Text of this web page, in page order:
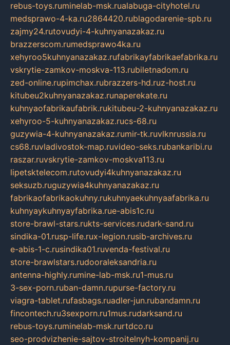
rebus-toys.ruminelab-msk.rualabuga-cityhotel.ru
medsprawo-4-ka.ru2864420.rublagodarenie-spb.ru
zajmy24.rutovudyi-4-kuhnyanazakaz.ru
brazzerscom.rumedsprawo4ka.ru
xehyroo5kuhnyanazakaz.rufabrikayfabrikaefabrika.ru
vskrytie-zamkov-moskva-113.rubiletnadom.ru
zed-online.rupimchax.rubrazzers-hd.ruz-host.ru
kitubeu2kuhnyanazakaz.runaperekate.ru
kuhnyaofabrikaufabrik.rukitubeu-2-kuhnyanazakaz.ru
xehyroo-5-kuhnyanazakaz.rucs-68.ru
guzywia-4-kuhnyanazakaz.rumir-tk.ruvlknrussia.ru
cs68.ruvladivostok-map.ruvideo-seks.rubankaribi.ru
raszar.ruvskrytie-zamkov-moskva113.ru
lipetsktelecom.rutovudyi4kuhnyanazakaz.ru
seksuzb.ruguzywia4kuhnyanazakaz.ru
fabrikaofabrikaokuhny.rukuhnyaekuhnyaafabrika.ru
kuhnyaykuhnyayfabrika.rue-abis1c.ru
store-brawl-stars.rukts-services.rudark-sand.ru
sindika-01.rusp-life.rux-legion.rusib-archives.ru
e-abis-1-c.rusindika01.ruvenda-festival.ru
store-brawlstars.rudooraleksandria.ru
antenna-highly.rumine-lab-msk.ru1-mus.ru
3-sex-porn.ruban-damn.rupurse-factory.ru
viagra-tablet.rufasbags.ruadler-jun.rubandamn.ru
fincontech.ru3sexporn.ru1mus.rudarksand.ru
rebus-toys.ruminelab-msk.rurtdco.ru
seo-prodvizhenie-sajtov-stroitelnyh-kompanij.ru